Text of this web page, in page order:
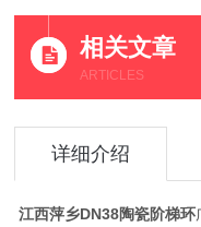
相关文章
ARTICLES
详细介绍
江西萍乡DN38陶瓷阶梯环